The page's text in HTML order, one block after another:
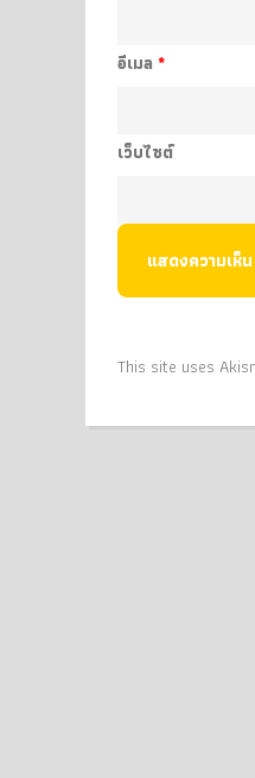
อีเมล *
เว็บไซต์
This site uses